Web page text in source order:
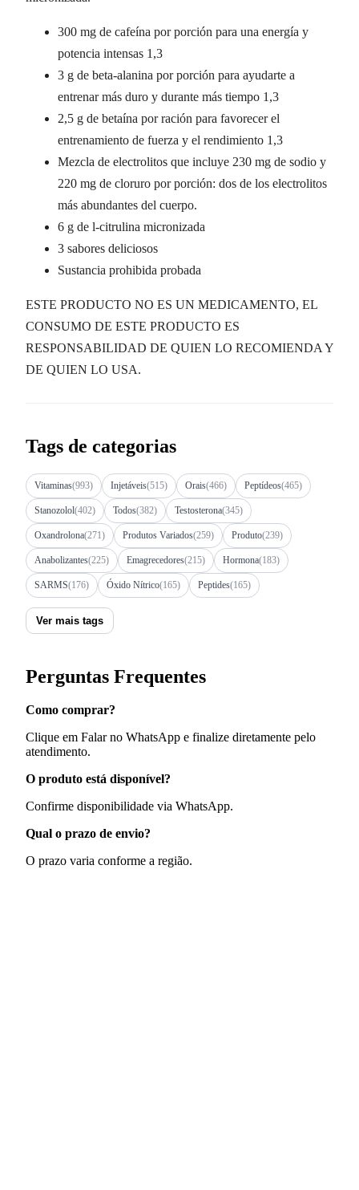
300 mg de cafeína por porción para una energía y
potencia intensas 1,3
3 g de beta-alanina por porción para ayudarte a
entrenar más duro y durante más tiempo 1,3
2,5 g de betaína por ración para favorecer el
entrenamiento de fuerza y ​​el rendimiento 1,3
Mezcla de electrolitos que incluye 230 mg de sodio y
220 mg de cloruro por porción: dos de los electrolitos
más abundantes del cuerpo.
6 g de l-citrulina micronizada
3 sabores deliciosos
Sustancia prohibida probada
ESTE PRODUCTO NO ES UN MEDICAMENTO, EL
CONSUMO DE ESTE PRODUCTO ES
RESPONSABILIDAD DE QUIEN LO RECOMIENDA Y
DE QUIEN LO USA.
Tags de categorias
Vitaminas(993) Injetáveis(515) Orais(466) Peptídeos(465)
Stanozolol(402) Todos(382) Testosterona(345)
Oxandrolona(271) Produtos Variados(259) Produto(239)
Anabolizantes(225) Emagrecedores(215) Hormona(183)
SARMS(176) Óxido Nítrico(165) Peptides(165)
Ver mais tags
Perguntas Frequentes
Como comprar?
Clique em Falar no WhatsApp e finalize diretamente pelo
atendimento.
O produto está disponível?
Confirme disponibilidade via WhatsApp.
Qual o prazo de envio?
O prazo varia conforme a região.